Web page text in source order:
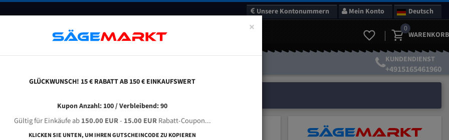
Unsere Kontonummern Mein Konto Deutsch
FAQ GUTSCHEINE BLOG KONTAKT
0
WARENKORB
KUNDENDIENST
+4915165461960
LEXAS LX - 400 für 4570 mm Bi-Metall Bandsägeblätter
×
GLÜCKWUNSCH! 15 € RABATT AB 150 € EINKAUFSWERT
Kupon Anzahl: 100 / Verbleibend: 90
Gültig für Einkäufe ab150.00 EUR- 15.00 EURRabatt-Coupon...
KLICKEN SIE UNTEN, UM IHREN GUTSCHEINCODE ZU KOPIEREN